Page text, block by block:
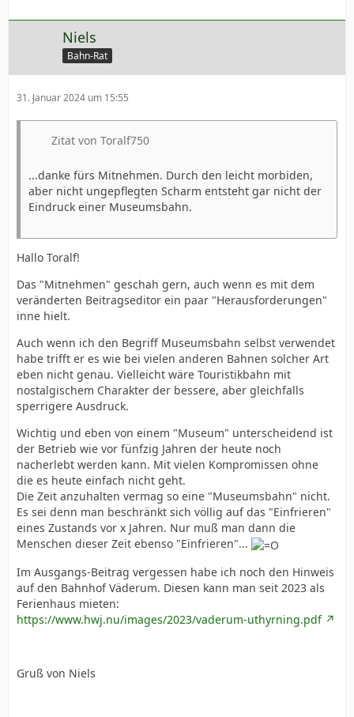
Niels
Bahn-Rat
31. Januar 2024 um 15:55
Zitat von Toralf750
...danke fürs Mitnehmen. Durch den leicht morbiden,
aber nicht ungepflegten Scharm entsteht gar nicht der
Eindruck einer Museumsbahn.
Hallo Toralf!
Das "Mitnehmen" geschah gern, auch wenn es mit dem
veränderten Beitragseditor ein paar "Herausforderungen"
inne hielt.
Auch wenn ich den Begriff Museumsbahn selbst verwendet
habe trifft er es wie bei vielen anderen Bahnen solcher Art
eben nicht genau. Vielleicht wäre Touristikbahn mit
nostalgischem Charakter der bessere, aber gleichfalls
sperrigere Ausdruck.
Wichtig und eben von einem "Museum" unterscheidend ist
der Betrieb wie vor fünfzig Jahren der heute noch
nacherlebt werden kann. Mit vielen Kompromissen ohne
die es heute einfach nicht geht.
Die Zeit anzuhalten vermag so eine "Museumsbahn" nicht.
Es sei denn man beschränkt sich völlig auf das "Einfrieren"
eines Zustands vor x Jahren. Nur muß man dann die
Menschen dieser Zeit ebenso "Einfrieren"...
Im Ausgangs-Beitrag vergessen habe ich noch den Hinweis
auf den Bahnhof Väderum. Diesen kann man seit 2023 als
Ferienhaus mieten:
https://www.hwj.nu/images/2023/vaderum-uthyrning.pdf
Gruß von Niels